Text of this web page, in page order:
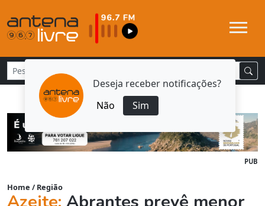
Deseja receber notificações?
Não
Sim
PUB
Home / Região